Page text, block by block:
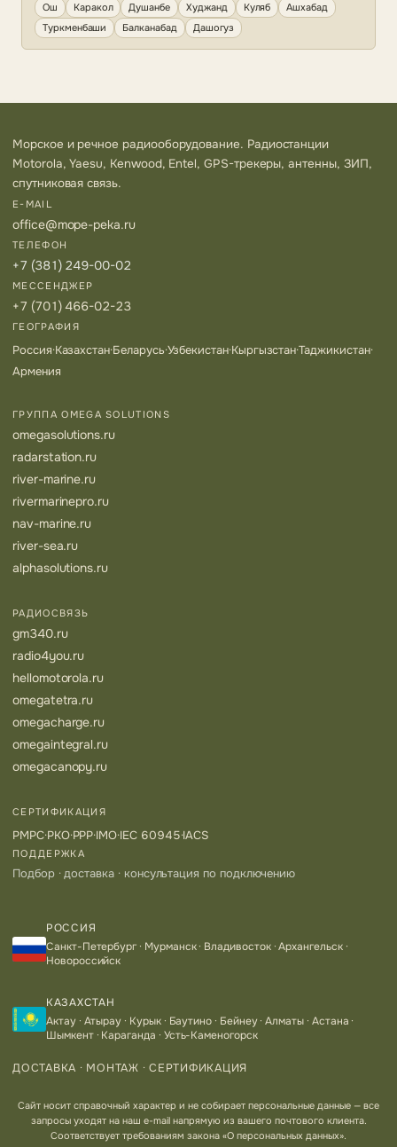
Ош
Каракол Душанбе Худжанд Куляб
Ашхабад
Туркменбаши
Балканабад Дашогуз
Морское и речное радиооборудование. Радиостанции
Motorola, Yaesu, Kenwood, Entel, GPS-трекеры, антенны, ЗИП,
спутниковая связь.
E-MAIL
office@mope-peka.ru
ТЕЛЕФОН
+7 (381) 249-00-02
МЕССЕНДЖЕР
+7 (701) 466-02-23
ГЕОГРАФИЯ
Россия·Казахстан·Беларусь·Узбекистан·Кыргызстан·Таджикистан·
Армения
ГРУППА OMEGA SOLUTIONS
omegasolutions.ru
radarstation.ru
river-marine.ru
rivermarinepro.ru
nav-marine.ru
river-sea.ru
alphasolutions.ru
РАДИОСВЯЗЬ
gm340.ru
radio4you.ru
hellomotorola.ru
omegatetra.ru
omegacharge.ru
omegaintegral.ru
omegacanopy.ru
СЕРТИФИКАЦИЯ
РМРС·РКО·РРР·IMO·IEC 60945·IACS
ПОДДЕРЖКА
Подбор · доставка · консультация по подключению
РОССИЯ
Санкт-Петербург · Мурманск · Владивосток · Архангельск ·
Новороссийск
КАЗАХСТАН
Актау · Атырау · Курык · Баутино · Бейнеу · Алматы · Астана ·
Шымкент · Караганда · Усть-Каменогорск
ДОСТАВКА · МОНТАЖ · СЕРТИФИКАЦИЯ
Сайт носит справочный характер и не собирает персональные данные — все
запросы уходят на наш e-mail напрямую из вашего почтового клиента.
Соответствует требованиям закона «О персональных данных».